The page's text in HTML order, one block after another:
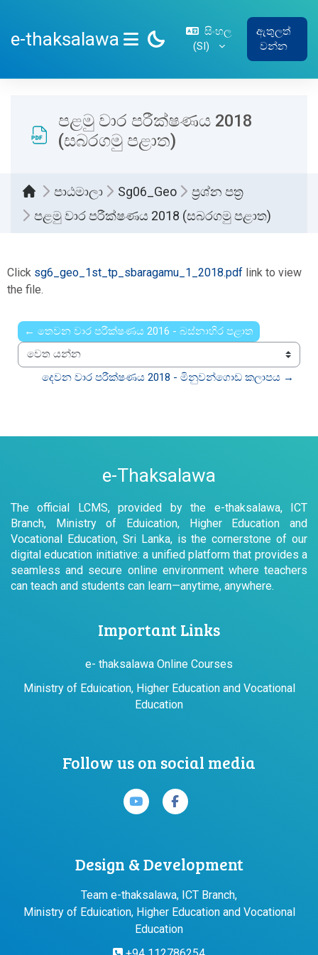
e-thaksalawa
SIDE PANEL
සිංහල
‎(SI)‎
ඇතුලත්
වන්න
පළමු වාර පරීක්ෂණය 2018
(සබරගමු පළාත)
පාඨමාලා Sg06_Geo
ප්‍රශ්න පත්‍ර
පළමු වාර පරීක්ෂණය 2018 (සබරගමු පළාත)
Click sg6_geo_1st_tp_sbaragamu_1_2018.pdf link to view
the file.
← තෙවන වාර පරීක්ෂණය 2016 - බස්නාහිර පළාත
වෙත යන්න
දෙවන වාර පරීක්ෂණය 2018 - මිනුවන්ගොඩ කලාපය →
e-Thaksalawa
The official LCMS, provided by the e-thaksalawa, ICT
Branch, Ministry of Eduication, Higher Education and
Vocational Education, Sri Lanka, is the cornerstone of our
digital education initiative: a unified platform that provides a
seamless and secure online environment where teachers
can teach and students can learn—anytime, anywhere.
Important Links
e- thaksalawa Online Courses
Ministry of Eduication, Higher Education and Vocational
Education
Follow us on social media
Design & Development
Team e-thaksalawa, ICT Branch,
Ministry of Eduication, Higher Education and Vocational
Education